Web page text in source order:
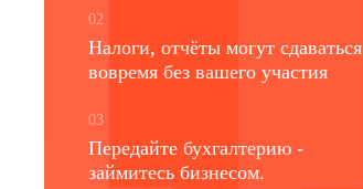
02
Налоги, отчёты могут сдаваться
вовремя без вашего участия
03
Передайте бухгалтерию -
займитесь бизнесом.